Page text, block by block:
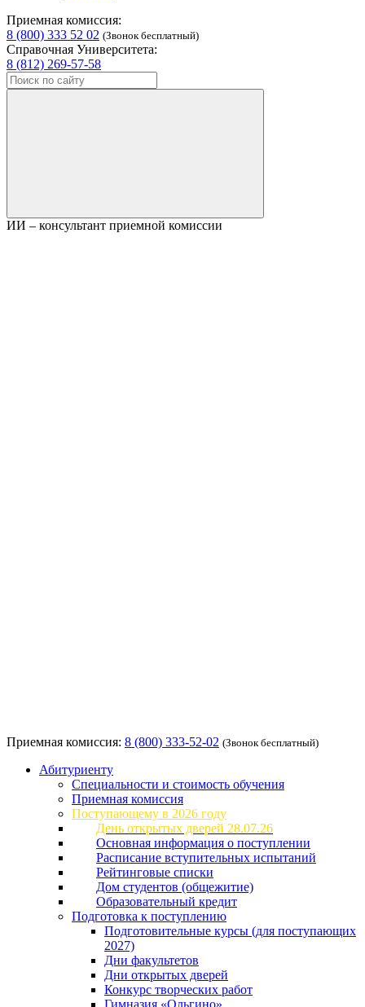
Приемная комиссия:
8 (800) 333 52 02 (Звонок бесплатный)
Справочная Университета:
8 (812) 269-57-58
ИИ – консультант приемной комиссии
Приемная комиссия: 8 (800) 333-52-02 (Звонок бесплатный)
Абитуриенту
Специальности и стоимость обучения
Приемная комиссия
Поступающему в 2026 году
День открытых дверей 28.07.26
Основная информация о поступлении
Расписание вступительных испытаний
Рейтинговые списки
Дом студентов (общежитие)
Образовательный кредит
Подготовка к поступлению
Подготовительные курсы (для поступающих
2027)
Дни факультетов
Дни открытых дверей
Конкурс творческих работ
Гимназия «Ольгино»